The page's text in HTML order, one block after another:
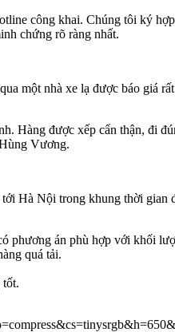
công khai. Chúng tôi ký hợp
chứng rõ ràng nhất.
một nhà xe lạ được báo giá
Hàng được xếp cẩn thận, đi
Vương.
Hà Nội trong khung thời gian
phương án phù hợp với khối
quá tải.